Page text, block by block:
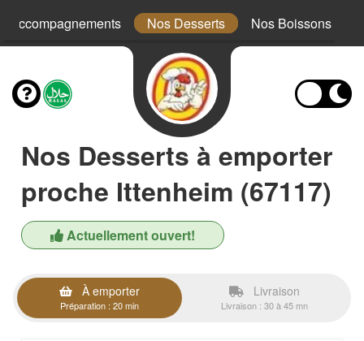
Accompagnements Nos Desserts Nos Boissons
Nos Desserts à emporter
proche Ittenheim (67117)
Actuellement ouvert!
À emporter
Préparation : 20 min
Livraison
Livraison : 30 à 45 mn